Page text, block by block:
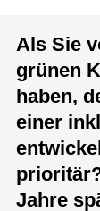
Als Sie
grünen
haben,
einer
Jahre